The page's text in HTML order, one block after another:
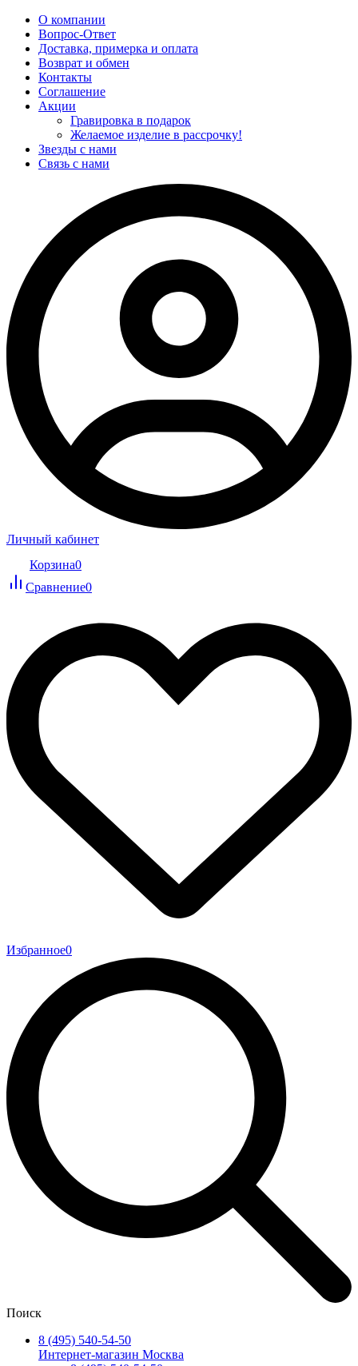
О компании
Вопрос-Ответ
Доставка, примерка и оплата
Возврат и обмен
Контакты
Соглашение
Акции
Гравировка в подарок
Желаемое изделие в рассрочку!
Звезды с нами
Связь с нами
Личный кабинет
Корзина0
Сравнение0
Избранное0
Поиск
8 (495) 540-54-50
Интернет-магазин Москва